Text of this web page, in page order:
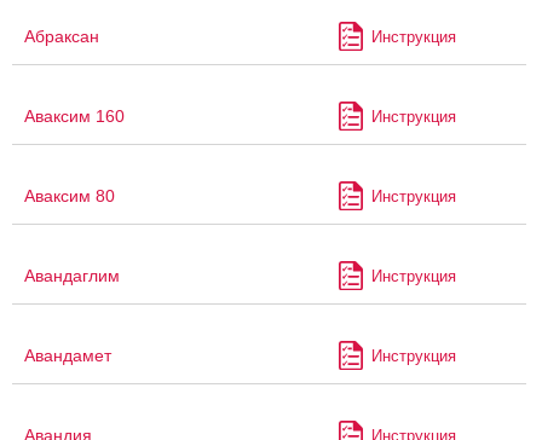
Абраксан Инструкция
Аваксим 160 Инструкция
Аваксим 80 Инструкция
Авандаглим Инструкция
Авандамет Инструкция
Авандия Инструкция